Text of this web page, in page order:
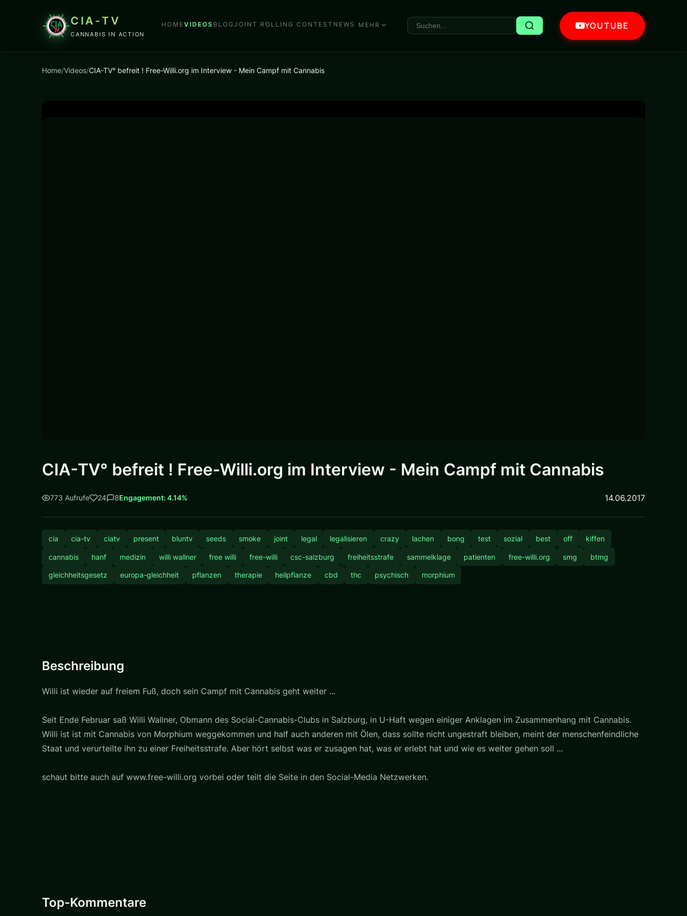
CIA-TV
CANNABIS IN ACTION
HOMEVIDEOS BLOGJOINT ROLLING CONTEST NEWS MEHR YOUTUBE
Home/Videos/CIA-TV° befreit ! Free-Willi.org im Interview - Mein Campf mit Cannabis
CIA-TV° befreit ! Free-Willi.org im Interview - Mein Campf mit Cannabis
773 Aufrufe 24 8Engagement: 4.14% 14.06.2017
cia cia-tv ciatv present bluntv seeds smoke joint legal legalisieren crazy lachen bong test sozial best off kiffen
cannabis hanf medizin willi wallner free willi free-willi csc-salzburg freiheitsstrafe sammelklage patienten free-willi.org smg btmg
gleichheitsgesetz europa-gleichheit pflanzen therapie heilpflanze cbd thc psychisch morphium
Beschreibung
Willi ist wieder auf freiem Fuß, doch sein Campf mit Cannabis geht weiter ...
Seit Ende Februar saß Willi Wallner, Obmann des Social-Cannabis-Clubs in Salzburg, in U-Haft wegen einiger Anklagen im Zusammenhang mit Cannabis.
Willi ist ist mit Cannabis von Morphium weggekommen und half auch anderen mit Ölen, dass sollte nicht ungestraft bleiben, meint der menschenfeindliche
Staat und verurteilte ihn zu einer Freiheitsstrafe. Aber hört selbst was er zusagen hat, was er erlebt hat und wie es weiter gehen soll ...
schaut bitte auch auf www.free-willi.org vorbei oder teilt die Seite in den Social-Media Netzwerken.
Top-Kommentare